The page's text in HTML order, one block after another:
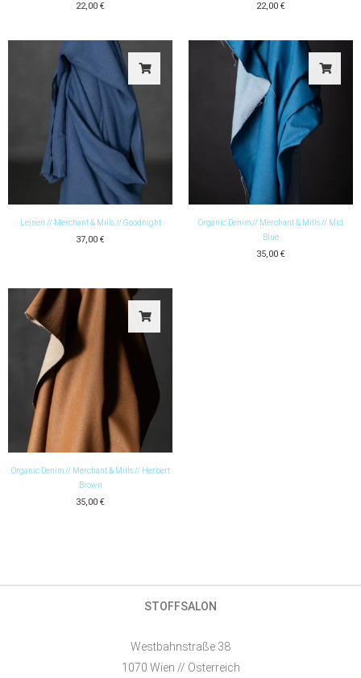
22,00 € 22,00 €
Leinen // Merchant & Mills // Goodnight
37,00 €
Organic Denim // Merchant & Mills // Mid
Blue
35,00 €
Organic Denim // Merchant & Mills // Herbert
Brown
35,00 €
STOFFSALON
Westbahnstraße 38
1070 Wien // Österreich